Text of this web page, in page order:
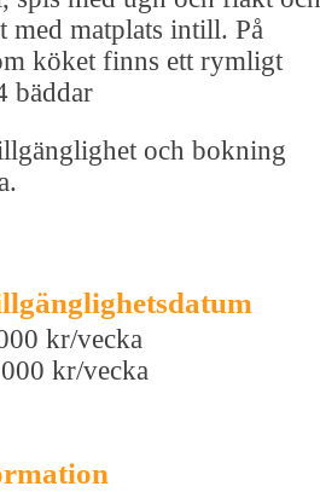
med matplats intill. På
köket finns ett rymligt
bäddar
och bokning
kr/vecka
kr/vecka